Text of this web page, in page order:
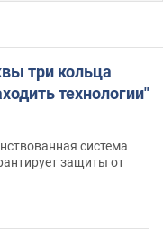
три кольца
технологии"
система
защиты от